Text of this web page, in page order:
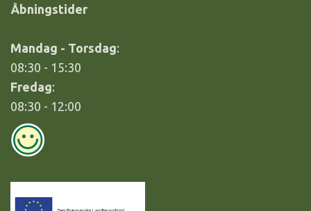
Åbningstider
Mandag - Torsdag:
08:30 - 15:30
Fredag:
08:30 - 12:00